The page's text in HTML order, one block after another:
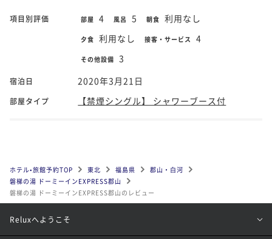
項目別評価 部屋 4 風呂 5 朝食 利用なし
夕食 利用なし 接客・サービス 4
その他設備 3
宿泊日 2020年3月21日
部屋タイプ 【禁煙シングル】 シャワーブース付
ホテル•旅館予約TOP 東北 福島県
郡山・白河
磐梯の湯 ドーミーインEXPRESS郡山
磐梯の湯 ドーミーインEXPRESS郡山のレビュー
Reluxへようこそ